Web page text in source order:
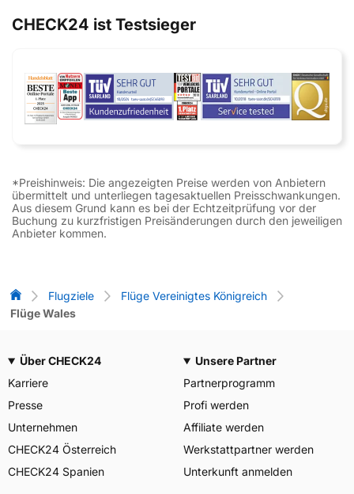
CHECK24 ist Testsieger
*Preishinweis: Die angezeigten Preise werden von Anbietern
übermittelt und unterliegen tagesaktuellen Preisschwankungen.
Aus diesem Grund kann es bei der Echtzeitprüfung vor der
Buchung zu kurzfristigen Preisänderungen durch den jeweiligen
Anbieter kommen.
Flug-Vergleich
Flugziele
Flüge Vereinigtes Königreich
Flüge Wales
Über CHECK24
Karriere
Presse
Unternehmen
CHECK24 Österreich
CHECK24 Spanien
Unsere Partner
Partnerprogramm
Profi werden
Affiliate werden
Werkstattpartner werden
Unterkunft anmelden